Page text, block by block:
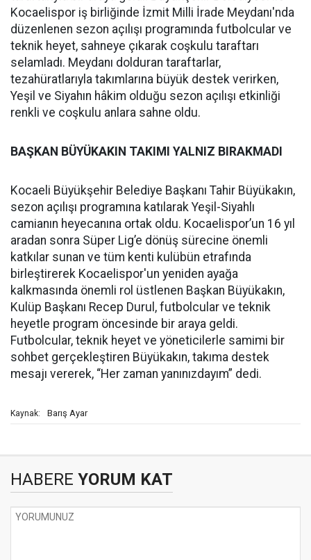
Kocaelispor iş birliğinde İzmit Milli İrade Meydanı'nda
düzenlenen sezon açılışı programında futbolcular ve
teknik heyet, sahneye çıkarak coşkulu taraftarı
selamladı. Meydanı dolduran taraftarlar,
tezahüratlarıyla takımlarına büyük destek verirken,
Yeşil ve Siyahın hâkim olduğu sezon açılışı etkinliği
renkli ve coşkulu anlara sahne oldu.
BAŞKAN BÜYÜKAKIN TAKIMI YALNIZ BIRAKMADI
Kocaeli Büyükşehir Belediye Başkanı Tahir Büyükakın,
sezon açılışı programına katılarak Yeşil-Siyahlı
camianın heyecanına ortak oldu. Kocaelispor’un 16 yıl
aradan sonra Süper Lig’e dönüş sürecine önemli
katkılar sunan ve tüm kenti kulübün etrafında
birleştirerek Kocaelispor'un yeniden ayağa
kalkmasında önemli rol üstlenen Başkan Büyükakın,
Kulüp Başkanı Recep Durul, futbolcular ve teknik
heyetle program öncesinde bir araya geldi.
Futbolcular, teknik heyet ve yöneticilerle samimi bir
sohbet gerçekleştiren Büyükakın, takıma destek
mesajı vererek, “Her zaman yanınızdayım” dedi.
Kaynak: Barış Ayar
HABERE YORUM KAT